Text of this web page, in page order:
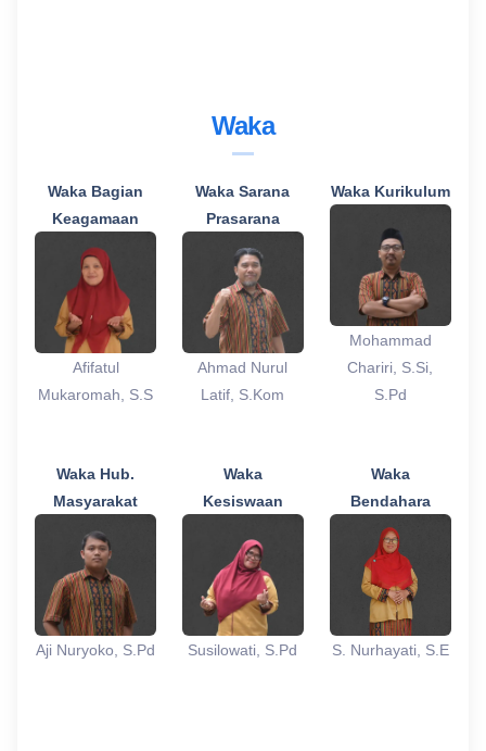
Waka
Waka Bagian
Keagamaan
Afifatul
Mukaromah, S.S
Waka Sarana
Prasarana
Ahmad Nurul
Latif, S.Kom
Waka Kurikulum
Mohammad
Chariri, S.Si,
S.Pd
Waka Hub.
Masyarakat
Aji Nuryoko, S.Pd
Waka
Kesiswaan
Susilowati, S.Pd
Waka
Bendahara
S. Nurhayati, S.E